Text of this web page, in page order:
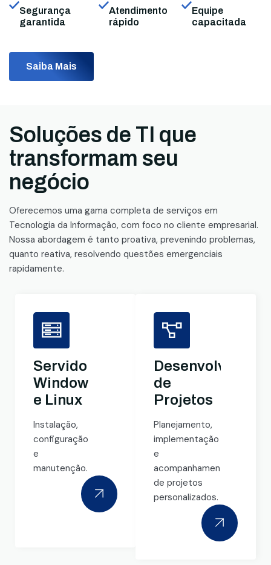
Segurança
garantida
Atendimento
rápido
Equipe
capacitada
Saiba Mais
Soluções de TI que
transformam seu
negócio
Oferecemos uma gama completa de serviços em
Tecnologia da Informação, com foco no cliente empresarial.
Nossa abordagem é tanto proativa, prevenindo problemas,
quanto reativa, resolvendo questões emergenciais
rapidamente.
Servidores
Windows
e Linux
Instalação,
configuração
e
manutenção.
de
Projetos
Planejamento,
implementação
e
acompanhamento
de projetos
personalizados.